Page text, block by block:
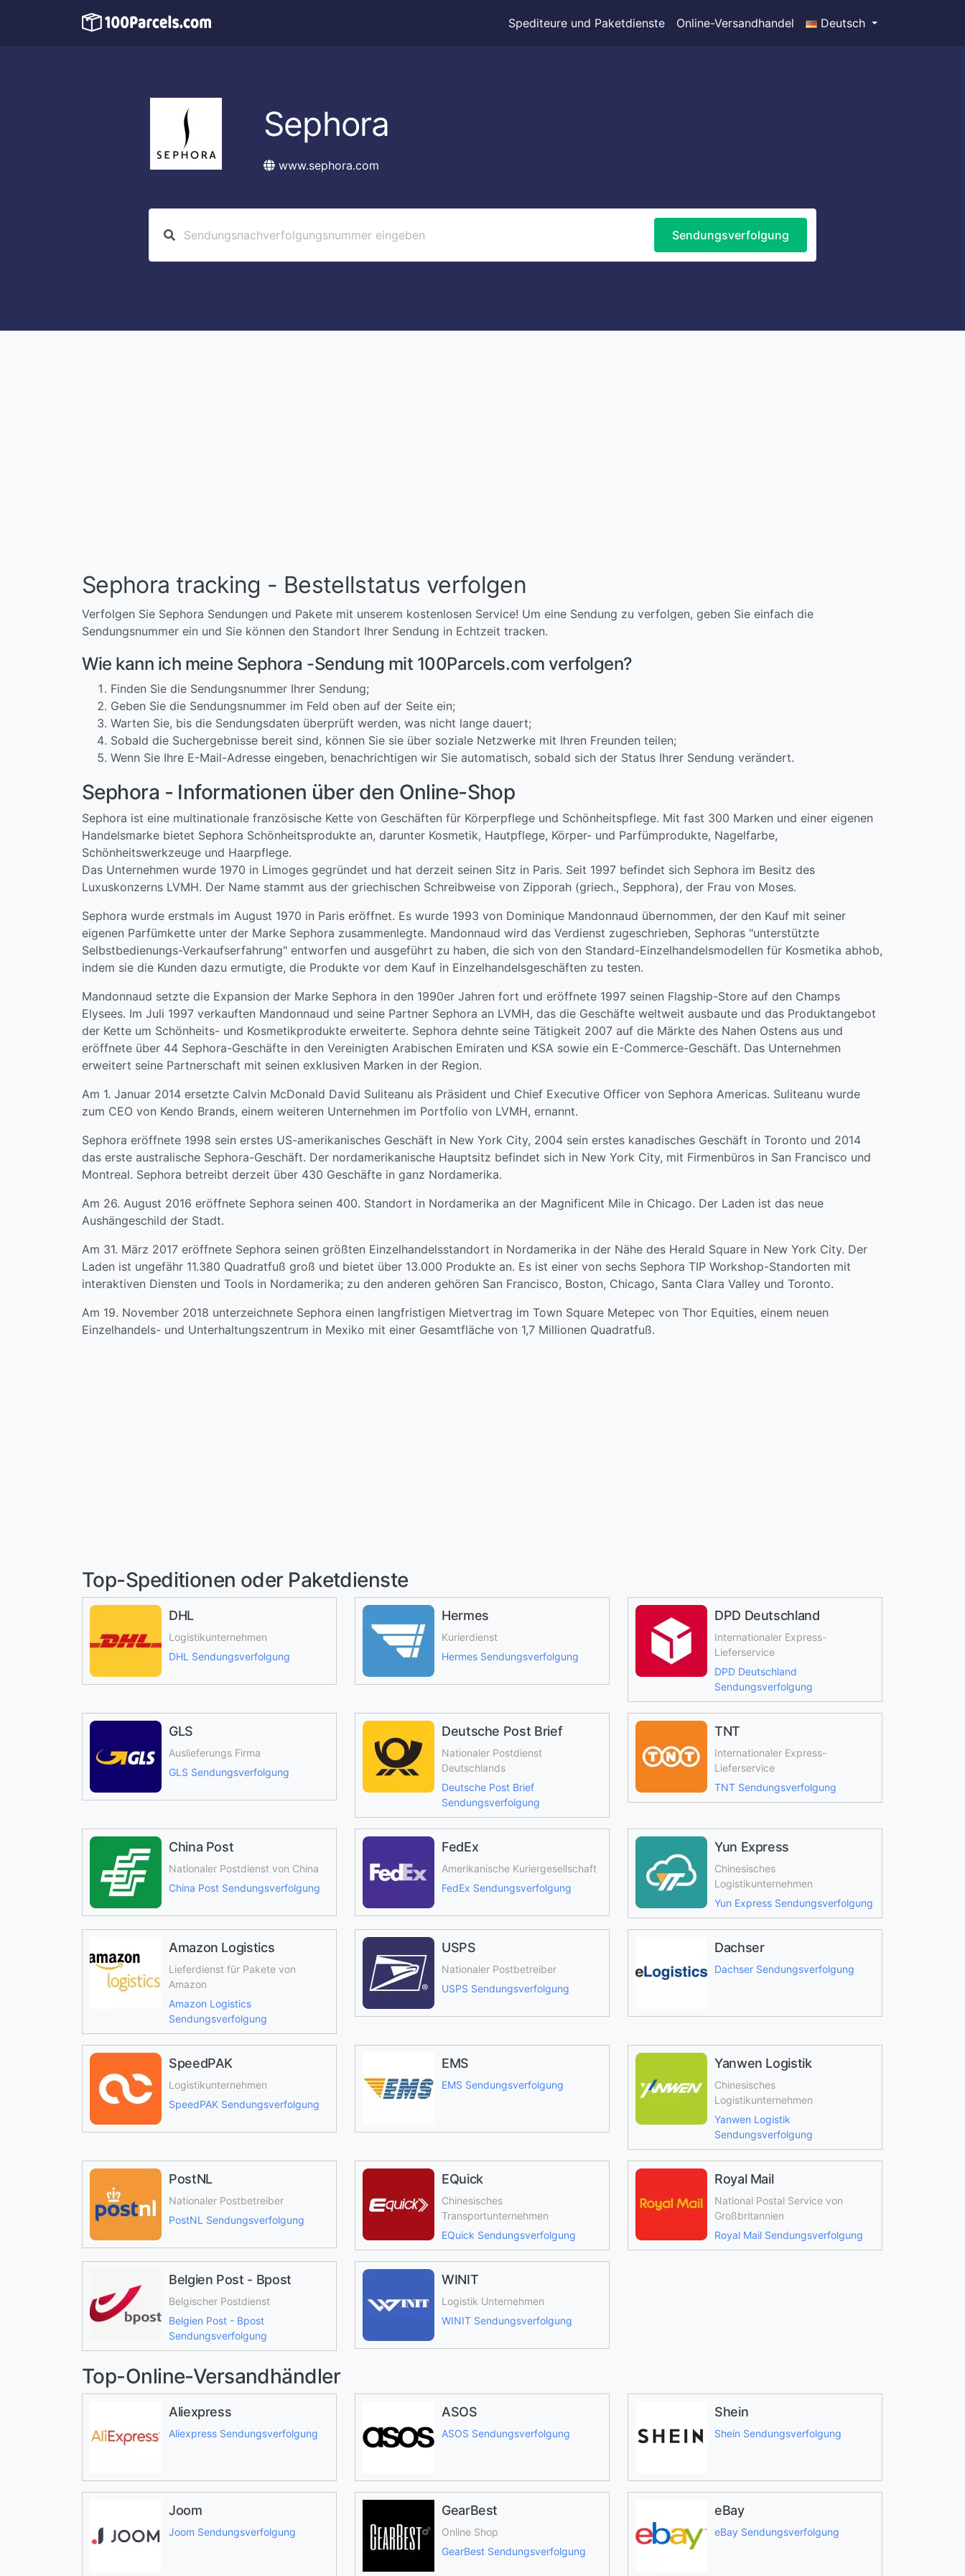
Spediteure und Paketdienste Online-Versandhandel Deutsch
Sephora
www.sephora.com
Sendungsverfolgung
Sephora tracking - Bestellstatus verfolgen
Verfolgen Sie Sephora Sendungen und Pakete mit unserem kostenlosen Service! Um eine Sendung zu verfolgen, geben Sie einfach die
Sendungsnummer ein und Sie können den Standort Ihrer Sendung in Echtzeit tracken.
Wie kann ich meine Sephora -Sendung mit 100Parcels.com verfolgen?
Finden Sie die Sendungsnummer Ihrer Sendung;
Geben Sie die Sendungsnummer im Feld oben auf der Seite ein;
Warten Sie, bis die Sendungsdaten überprüft werden, was nicht lange dauert;
Sobald die Suchergebnisse bereit sind, können Sie sie über soziale Netzwerke mit Ihren Freunden teilen;
Wenn Sie Ihre E-Mail-Adresse eingeben, benachrichtigen wir Sie automatisch, sobald sich der Status Ihrer Sendung verändert.
Sephora - Informationen über den Online-Shop
Sephora ist eine multinationale französische Kette von Geschäften für Körperpflege und Schönheitspflege. Mit fast 300 Marken und einer eigenen
Handelsmarke bietet Sephora Schönheitsprodukte an, darunter Kosmetik, Hautpflege, Körper- und Parfümprodukte, Nagelfarbe,
Schönheitswerkzeuge und Haarpflege.
Das Unternehmen wurde 1970 in Limoges gegründet und hat derzeit seinen Sitz in Paris. Seit 1997 befindet sich Sephora im Besitz des
Luxuskonzerns LVMH. Der Name stammt aus der griechischen Schreibweise von Zipporah (griech., Sepphora), der Frau von Moses.
Sephora wurde erstmals im August 1970 in Paris eröffnet. Es wurde 1993 von Dominique Mandonnaud übernommen, der den Kauf mit seiner
eigenen Parfümkette unter der Marke Sephora zusammenlegte. Mandonnaud wird das Verdienst zugeschrieben, Sephoras "unterstützte
Selbstbedienungs-Verkaufserfahrung" entworfen und ausgeführt zu haben, die sich von den Standard-Einzelhandelsmodellen für Kosmetika abhob,
indem sie die Kunden dazu ermutigte, die Produkte vor dem Kauf in Einzelhandelsgeschäften zu testen.
Mandonnaud setzte die Expansion der Marke Sephora in den 1990er Jahren fort und eröffnete 1997 seinen Flagship-Store auf den Champs
Elysees. Im Juli 1997 verkauften Mandonnaud und seine Partner Sephora an LVMH, das die Geschäfte weltweit ausbaute und das Produktangebot
der Kette um Schönheits- und Kosmetikprodukte erweiterte. Sephora dehnte seine Tätigkeit 2007 auf die Märkte des Nahen Ostens aus und
eröffnete über 44 Sephora-Geschäfte in den Vereinigten Arabischen Emiraten und KSA sowie ein E-Commerce-Geschäft. Das Unternehmen
erweitert seine Partnerschaft mit seinen exklusiven Marken in der Region.
Am 1. Januar 2014 ersetzte Calvin McDonald David Suliteanu als Präsident und Chief Executive Officer von Sephora Americas. Suliteanu wurde
zum CEO von Kendo Brands, einem weiteren Unternehmen im Portfolio von LVMH, ernannt.
Sephora eröffnete 1998 sein erstes US-amerikanisches Geschäft in New York City, 2004 sein erstes kanadisches Geschäft in Toronto und 2014
das erste australische Sephora-Geschäft. Der nordamerikanische Hauptsitz befindet sich in New York City, mit Firmenbüros in San Francisco und
Montreal. Sephora betreibt derzeit über 430 Geschäfte in ganz Nordamerika.
Am 26. August 2016 eröffnete Sephora seinen 400. Standort in Nordamerika an der Magnificent Mile in Chicago. Der Laden ist das neue
Aushängeschild der Stadt.
Am 31. März 2017 eröffnete Sephora seinen größten Einzelhandelsstandort in Nordamerika in der Nähe des Herald Square in New York City. Der
Laden ist ungefähr 11.380 Quadratfuß groß und bietet über 13.000 Produkte an. Es ist einer von sechs Sephora TIP Workshop-Standorten mit
interaktiven Diensten und Tools in Nordamerika; zu den anderen gehören San Francisco, Boston, Chicago, Santa Clara Valley und Toronto.
Am 19. November 2018 unterzeichnete Sephora einen langfristigen Mietvertrag im Town Square Metepec von Thor Equities, einem neuen
Einzelhandels- und Unterhaltungszentrum in Mexiko mit einer Gesamtfläche von 1,7 Millionen Quadratfuß.
Top-Speditionen oder Paketdienste
DHL
Logistikunternehmen
DHL Sendungsverfolgung
Hermes
Kurierdienst
Hermes Sendungsverfolgung
DPD Deutschland
Internationaler Express-
Lieferservice
DPD Deutschland
Sendungsverfolgung
GLS
Auslieferungs Firma
GLS Sendungsverfolgung
Deutsche Post Brief
Nationaler Postdienst
Deutschlands
Deutsche Post Brief
Sendungsverfolgung
TNT
Internationaler Express-
Lieferservice
TNT Sendungsverfolgung
China Post
Nationaler Postdienst von China
China Post Sendungsverfolgung
FedEx
Amerikanische Kuriergesellschaft
FedEx Sendungsverfolgung
Yun Express
Chinesisches
Logistikunternehmen
Yun Express Sendungsverfolgung
Amazon Logistics
Lieferdienst für Pakete von
Amazon
Amazon Logistics
Sendungsverfolgung
USPS
Nationaler Postbetreiber
USPS Sendungsverfolgung
Dachser
Dachser Sendungsverfolgung
SpeedPAK
Logistikunternehmen
SpeedPAK Sendungsverfolgung
EMS
EMS Sendungsverfolgung
Yanwen Logistik
Chinesisches
Logistikunternehmen
Yanwen Logistik
Sendungsverfolgung
PostNL
Nationaler Postbetreiber
PostNL Sendungsverfolgung
EQuick
Chinesisches
Transportunternehmen
EQuick Sendungsverfolgung
Royal Mail
National Postal Service von
Großbritannien
Royal Mail Sendungsverfolgung
Belgien Post - Bpost
Belgischer Postdienst
Belgien Post - Bpost
Sendungsverfolgung
WINIT
Logistik Unternehmen
WINIT Sendungsverfolgung
Top-Online-Versandhändler
Aliexpress
Aliexpress Sendungsverfolgung
ASOS
ASOS Sendungsverfolgung
Shein
Shein Sendungsverfolgung
Joom
Joom Sendungsverfolgung
GearBest
Online Shop
GearBest Sendungsverfolgung
eBay
eBay Sendungsverfolgung